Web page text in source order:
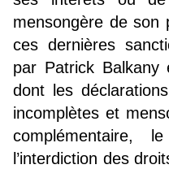
mensongère de son
ces dernières
par Patrick Balkany
dont les
incomplètes et
complémentaire,
l’interdiction des